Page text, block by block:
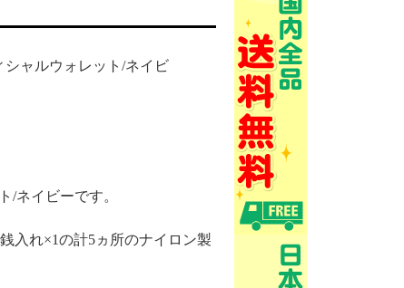
ャルウォレット/ネイビ
/ネイビーです。
入れ×1の計5ヵ所のナイロン製